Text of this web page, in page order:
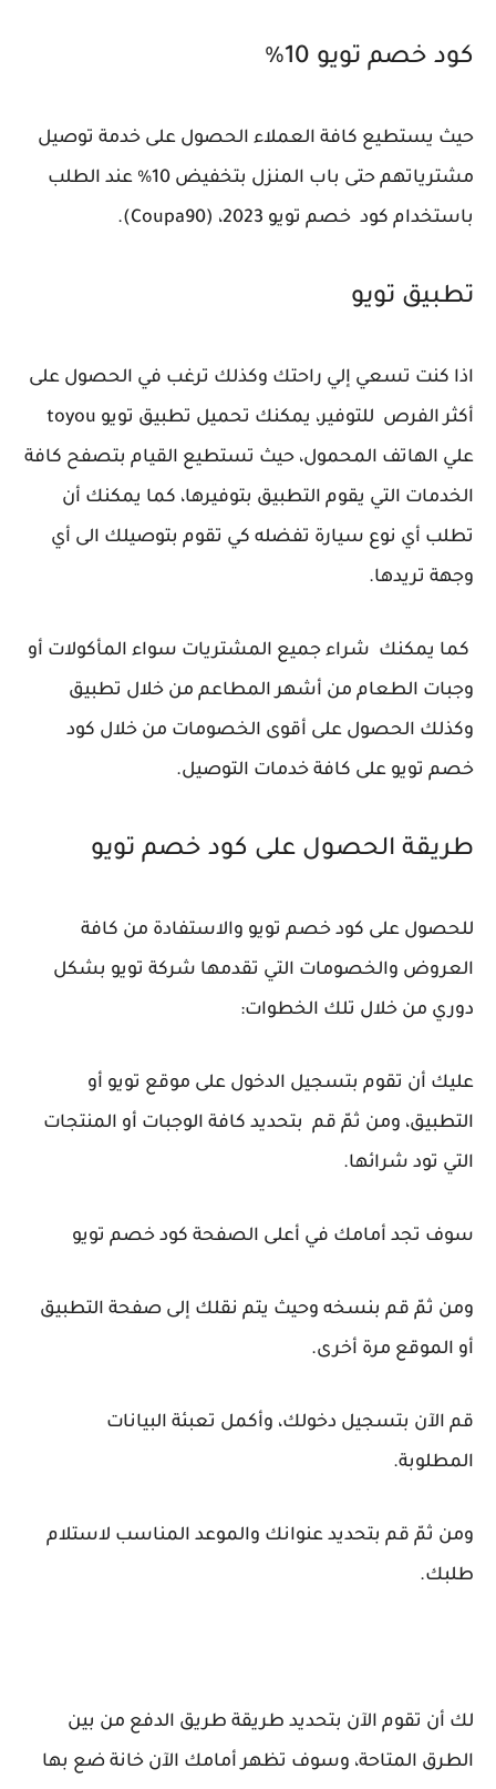
كود خصم تويو 10%
حيث يستطيع كافة العملاء الحصول على خدمة توصيل
مشترياتهم حتى باب المنزل بتخفيض 10% عند الطلب
باستخدام كود خصم تويو 2023، (Coupa90).
تطبيق تويو
اذا كنت تسعي إلي راحتك وكذلك ترغب في الحصول على
علي الهاتف المحمول، حيث تستطيع القيام بتصفح كافة
الخدمات التي يقوم التطبيق بتوفيرها، كما يمكنك أن
تطلب أي نوع سيارة تفضله كي تقوم بتوصيلك الى أي
وجهة تريدها.
كما يمكنك شراء جميع المشتريات سواء المأكولات أو
وجبات الطعام من أشهر المطاعم من خلال تطبيق
وكذلك الحصول على أقوى الخصومات من خلال كود
خصم تويو على كافة خدمات التوصيل.
طريقة الحصول على كود خصم تويو
للحصول على كود خصم تويو والاستفادة من كافة
العروض والخصومات التي تقدمها شركة تويو بشكل
دوري من خلال تلك الخطوات:
عليك أن تقوم بتسجيل الدخول على موقع تويو أو
التطبيق، ومن ثمّ قم بتحديد كافة الوجبات أو المنتجات
التي تود شرائها.
سوف تجد أمامك في أعلى الصفحة كود خصم تويو
ومن ثمّ قم بنسخه وحيث يتم نقلك إلى صفحة التطبيق
أو الموقع مرة أخرى.
قم الآن بتسجيل دخولك، وأكمل تعبئة البيانات
المطلوبة.
ومن ثمّ قم بتحديد عنوانك والموعد المناسب لاستلام
طلبك.
لك أن تقوم الآن بتحديد طريقة طريق الدفع من بين
الطرق المتاحة، وسوف تظهر أمامك الآن خانة ضع بها